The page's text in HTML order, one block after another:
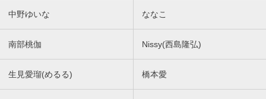
中野ゆいな ななこ
南部桃伽 Nissy(西島隆弘)
生見愛瑠(めるる) 橋本愛